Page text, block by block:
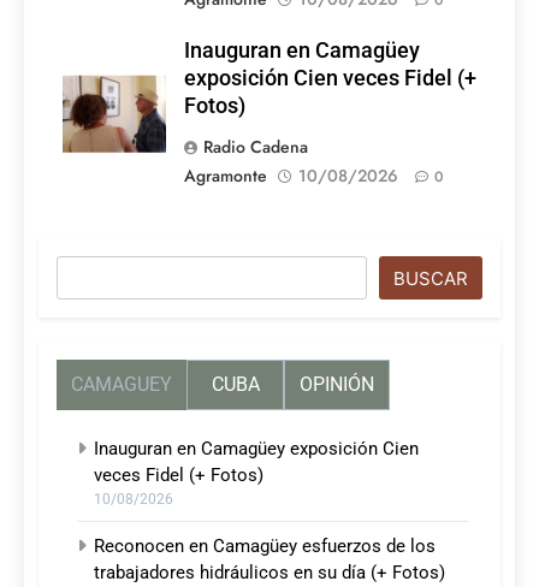
Inauguran en Camagüey
exposición Cien veces Fidel (+
Fotos)
Radio Cadena
Agramonte
10/08/2026 0
BUSCAR
CAMAGUEY CUBA OPINIÓN
Inauguran en Camagüey exposición Cien
veces Fidel (+ Fotos)
10/08/2026
Reconocen en Camagüey esfuerzos de los
trabajadores hidráulicos en su día (+ Fotos)